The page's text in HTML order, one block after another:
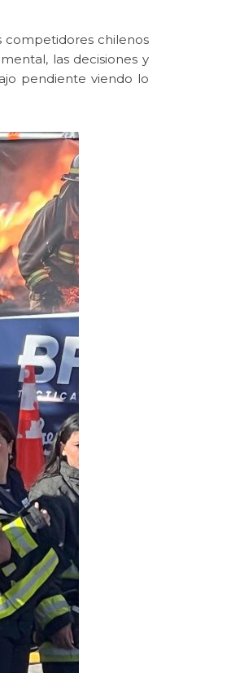
competidores chilenos
las decisiones y
pendiente viendo lo